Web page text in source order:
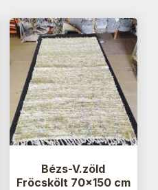
Bézs-V.zöld
Fröcskölt 70×150 cm